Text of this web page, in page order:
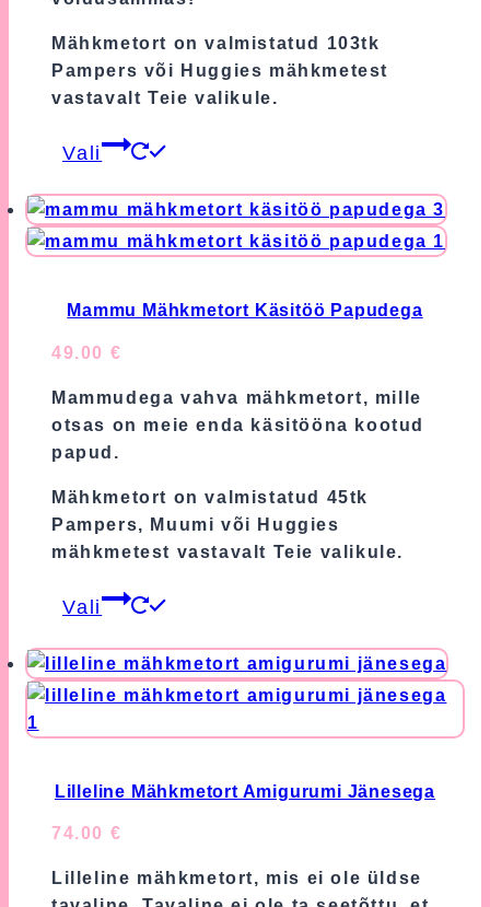
Mähkmetort on valmistatud 103tk
Pampers või Huggies mähkmetest
vastavalt Teie valikule.
Vali
has
multiple
variants.
options
chosen
on
page
Mammu Mähkmetort Käsitöö Papudega
49.00 €
Mammudega vahva mähkmetort, mille
otsas on meie enda käsitööna kootud
papud.
Mähkmetort on valmistatud 45tk
Pampers, Muumi või Huggies
mähkmetest vastavalt Teie valikule.
Vali
has
multiple
variants.
The
may
on
the
Lilleline Mähkmetort Amigurumi Jänesega
74.00 €
Lilleline mähkmetort, mis ei ole üldse